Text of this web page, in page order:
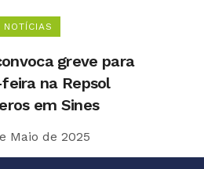
NOTÍCIAS
greve para
na Repsol
em Sines
Maio de 2025